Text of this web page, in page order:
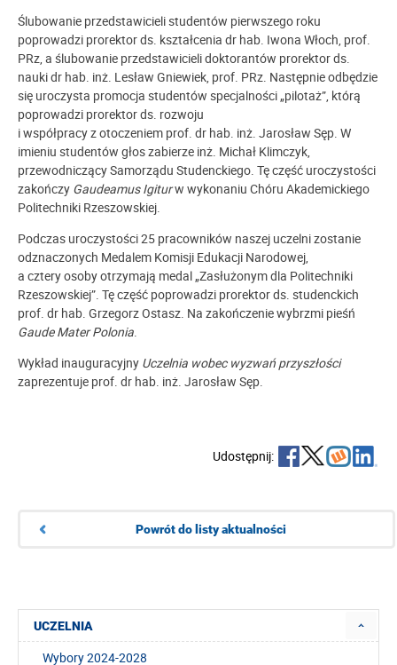
Ślubowanie przedstawicieli studentów pierwszego roku
poprowadzi prorektor ds. kształcenia dr hab. Iwona Włoch, prof.
PRz, a ślubowanie przedstawicieli doktorantów prorektor ds.
nauki dr hab. inż. Lesław Gniewiek, prof. PRz. Następnie odbędzie
się uroczysta promocja studentów specjalności „pilotaż”, którą
poprowadzi prorektor ds. rozwoju
i współpracy z otoczeniem prof. dr hab. inż. Jarosław Sęp. W
imieniu studentów głos zabierze inż. Michał Klimczyk,
przewodniczący Samorządu Studenckiego. Tę część uroczystości
zakończy Gaudeamus Igiturw wykonaniu Chóru Akademickiego
Politechniki Rzeszowskiej.
Podczas uroczystości 25 pracowników naszej uczelni zostanie
odznaczonych Medalem Komisji Edukacji Narodowej,
a cztery osoby otrzymają medal „Zasłużonym dla Politechniki
Rzeszowskiej”. Tę część poprowadzi prorektor ds. studenckich
prof. dr hab. Grzegorz Ostasz. Na zakończenie wybrzmi pieśń
Gaude Mater Polonia.
Wykład inauguracyjny Uczelnia wobec wyzwań przyszłości
zaprezentuje prof. dr hab. inż. Jarosław Sęp.
Udostępnij:
Powrót do listy aktualności
UCZELNIA
Wybory 2024-2028